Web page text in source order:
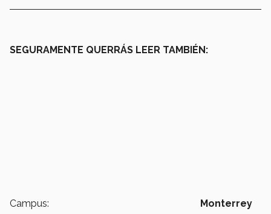
SEGURAMENTE QUERRÁS LEER TAMBIÉN:
Campus: Monterrey